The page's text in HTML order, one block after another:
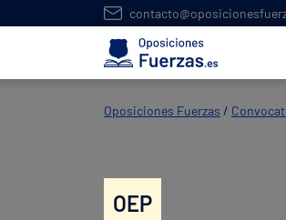
Oposiciones Fuerzas /
OEP